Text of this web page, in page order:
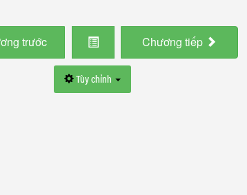
trước Chương tiếp
Tùy chỉnh